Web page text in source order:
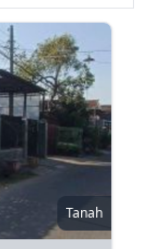
Tanah